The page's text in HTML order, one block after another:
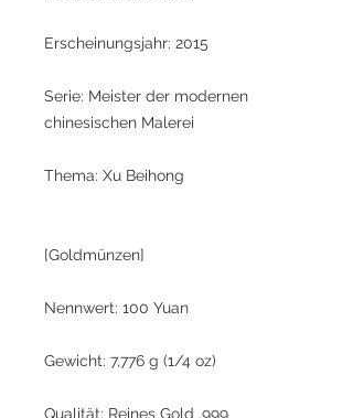
Erscheinungsjahr: 2015
Serie: Meister der modernen
chinesischen Malerei
Thema: Xu Beihong
[Goldmünzen]
Nennwert: 100 Yuan
Gewicht: 7,776 g (1/4 oz)
Qualität: Reines Gold .999